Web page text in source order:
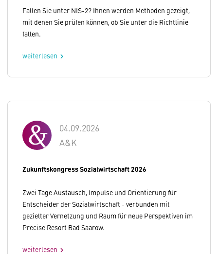
Fallen Sie unter NIS-2? Ihnen werden Methoden gezeigt,
mit denen Sie prüfen können, ob Sie unter die Richtlinie
fallen.
weiterlesen chevron_right
04.09.2026
A&K
Zukunftskongress Sozialwirtschaft 2026
Zwei Tage Austausch, Impulse und Orientierung für
Entscheider der Sozialwirtschaft - verbunden mit
gezielter Vernetzung und Raum für neue Perspektiven im
Precise Resort Bad Saarow.
weiterlesen chevron_right